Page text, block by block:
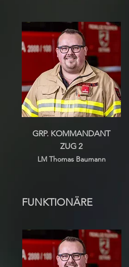
GRP. KOMMANDANT
ZUG 2
LM Thomas Baumann
FUNKTIONÄRE